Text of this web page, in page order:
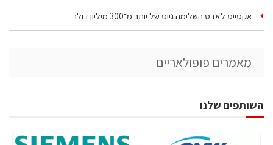
אקסייט לאבס השלימה גיוס של יותר מ־300 מיליון דולר…
מאמרים פופולאריים
השותפים שלנו